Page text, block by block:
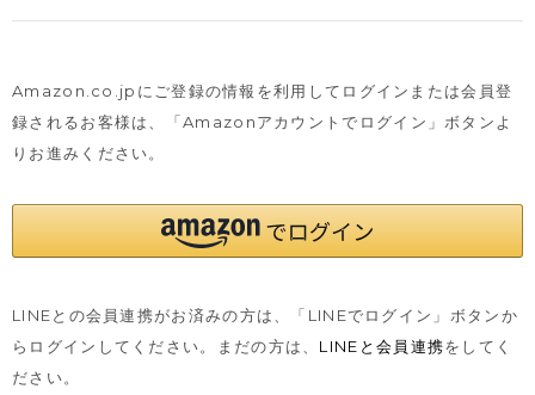
Amazon.co.jpにご登録の情報を利用してログインまたは会員登
録されるお客様は、
「Amazonアカウントでログイン」ボタンよ
りお進みください。
LINEとの会員連携がお済みの方は、「LINEでログイン」ボタンか
らログインしてください。まだの方は、 LINEと会員連携をしてく
ださい。